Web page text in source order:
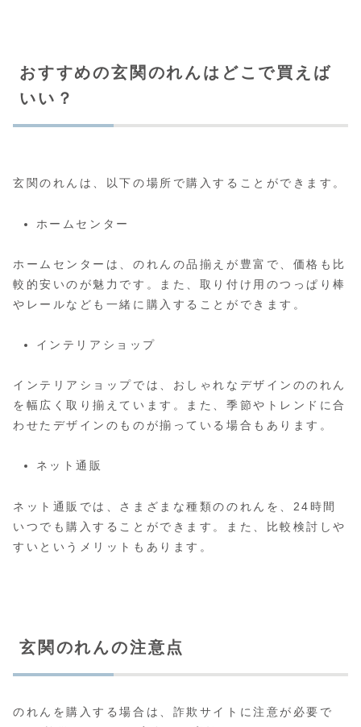
おすすめの玄関のれんはどこで買えば
いい？
玄関のれんは、以下の場所で購入することができます。
ホームセンター
ホームセンターは、のれんの品揃えが豊富で、価格も比
較的安いのが魅力です。また、取り付け用のつっぱり棒
やレールなども一緒に購入することができます。
インテリアショップ
インテリアショップでは、おしゃれなデザインののれん
を幅広く取り揃えています。また、季節やトレンドに合
わせたデザインのものが揃っている場合もあります。
ネット通販
ネット通販では、さまざまな種類ののれんを、24時間
いつでも購入することができます。また、比較検討しや
すいというメリットもあります。
玄関のれんの注意点
のれんを購入する場合は、詐欺サイトに注意が必要で